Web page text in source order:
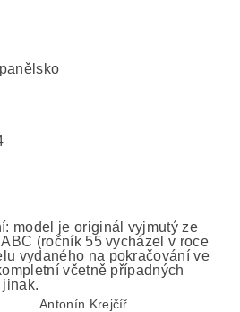
model je originál vyjmutý ze
(ročník 55 vycházel v roce
vydaného na pokračování ve
včetně případných
Antonín Krejčíř